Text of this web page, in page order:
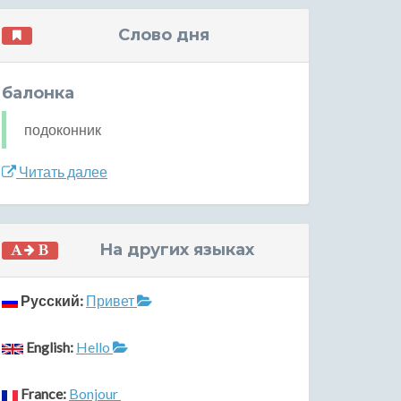
Слово дня
балонка
подоконник
Читать далее
На других языках
Русский: Привет
English: Hello
France: Bonjour